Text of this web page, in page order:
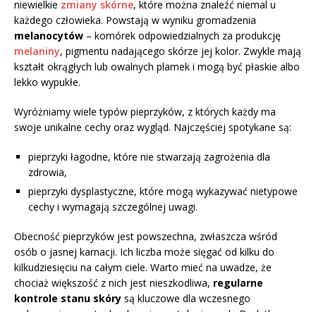
niewielkie zmiany skórne, które można znaleźć niemal u
każdego człowieka. Powstają w wyniku gromadzenia
melanocytów – komórek odpowiedzialnych za produkcję
melaniny, pigmentu nadającego skórze jej kolor. Zwykle mają
kształt okrągłych lub owalnych plamek i mogą być płaskie albo
lekko wypukłe.
Wyróżniamy wiele typów pieprzyków, z których każdy ma
swoje unikalne cechy oraz wygląd. Najczęściej spotykane są:
pieprzyki łagodne, które nie stwarzają zagrożenia dla
zdrowia,
pieprzyki dysplastyczne, które mogą wykazywać nietypowe
cechy i wymagają szczególnej uwagi.
Obecność pieprzyków jest powszechna, zwłaszcza wśród
osób o jasnej karnacji. Ich liczba może sięgać od kilku do
kilkudziesięciu na całym ciele. Warto mieć na uwadze, że
chociaż większość z nich jest nieszkodliwa, regularne
kontrole stanu skóry są kluczowe dla wczesnego